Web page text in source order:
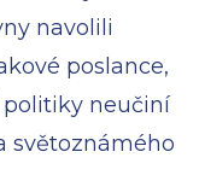
navolili
poslance,
politiky neučiní
světoznámého